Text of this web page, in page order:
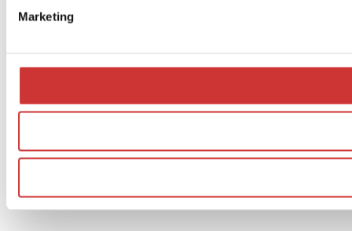
Marketing